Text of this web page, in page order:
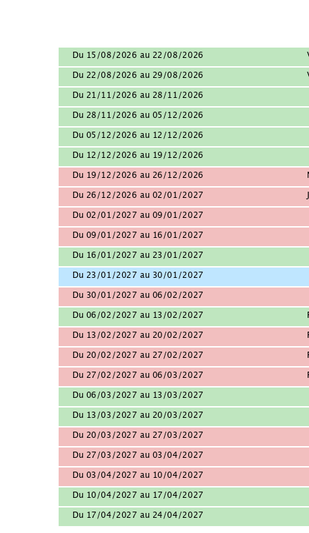
Du 15/08/2026 au 22/08/2026
Du 22/08/2026 au 29/08/2026
Du 21/11/2026 au 28/11/2026
Du 28/11/2026 au 05/12/2026
Du 05/12/2026 au 12/12/2026
Du 12/12/2026 au 19/12/2026
Du 19/12/2026 au 26/12/2026
Du 26/12/2026 au 02/01/2027
Du 02/01/2027 au 09/01/2027
Du 09/01/2027 au 16/01/2027
Du 16/01/2027 au 23/01/2027
Du 23/01/2027 au 30/01/2027
Du 30/01/2027 au 06/02/2027
Du 06/02/2027 au 13/02/2027
Du 13/02/2027 au 20/02/2027
Du 20/02/2027 au 27/02/2027
Du 27/02/2027 au 06/03/2027
Du 06/03/2027 au 13/03/2027
Du 13/03/2027 au 20/03/2027
Du 20/03/2027 au 27/03/2027
Du 27/03/2027 au 03/04/2027
Du 03/04/2027 au 10/04/2027
Du 10/04/2027 au 17/04/2027
Du 17/04/2027 au 24/04/2027